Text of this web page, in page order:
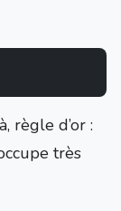
règle d’or :
très